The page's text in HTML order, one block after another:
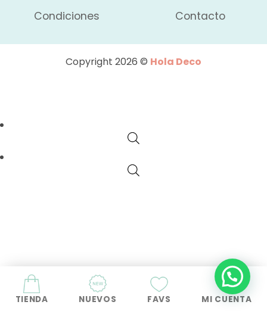
Condiciones Contacto
Copyright 2026 © Hola Deco
TIENDA NUEVOS FAVS MI CUENTA